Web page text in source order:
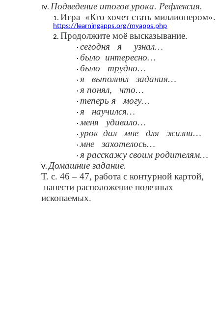
Подведение итогов урока. Рефлексия.
Игра «Кто хочет стать миллионером».
https://learningapps.org/myapps.php
Продолжите моё высказывание.
сегодня я узнал…
было интересно…
было трудно…
я выполнял задания…
я понял, что…
теперь я могу…
я научился…
меня удивило…
урок дал мне для жизни…
мне захотелось…
я расскажу своим родителям…
Домашние задание.
Т. с. 46 – 47, работа с контурной картой,
нанести расположение полезных
ископаемых.